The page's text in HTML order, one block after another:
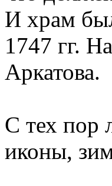
И храм
1747 гг.
Аркатова.
С тех пор
иконы,